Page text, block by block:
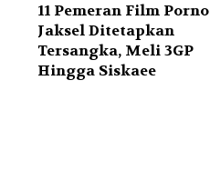
11 Pemeran Film Porno
Jaksel Ditetapkan
Tersangka, Meli 3GP
Hingga Siskaee